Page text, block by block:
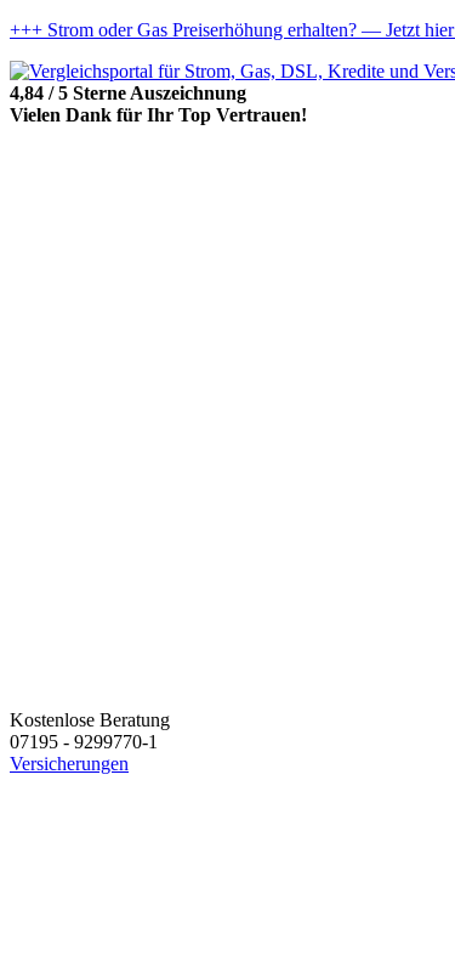
+++ Strom oder Gas Preiserhöhung erhalten? — Jetzt
4,84 / 5 Sterne Auszeichnung
Vielen Dank für Ihr Top Vertrauen!
Kostenlose Beratung
07195 - 9299770-1
Versicherungen